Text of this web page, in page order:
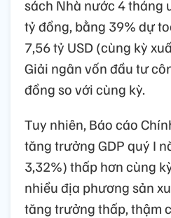
sách Nhà nước 4 tháng
tỷ đồng, bằng 39% dự
7,56 tỷ USD (cùng kỳ
Giải ngân vốn đầu tư
đồng so với cùng kỳ.
Tuy nhiên, Báo cáo
tăng trưởng GDP quý I
3,32%) thấp hơn cùng
nhiều địa phương sản
tăng trưởng thấp, thậm